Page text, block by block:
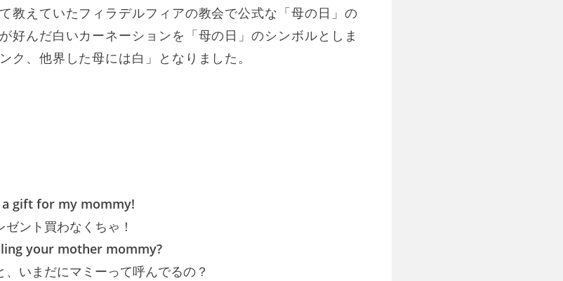
教えていたフィラデルフィアの教会で公式な「母の日」の
好んだ白いカーネーションを「母の日」のシンボルとしま
ク、他界した母には白」となりました。
gift for my mommy!
ント買わなくちゃ！
your mother mommy?
、いまだにマミーって呼んでるの？